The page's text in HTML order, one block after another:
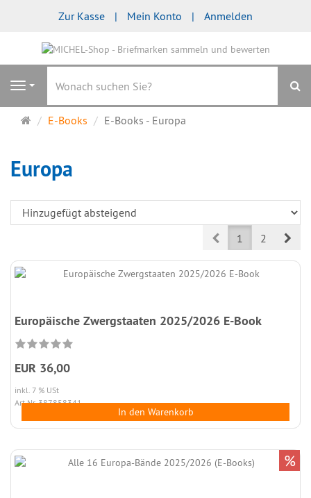
Zur Kasse Mein Konto Anmelden
Navigation
Startseite
E-Books E-Books - Europa
Europa
Prev1 2
Europäische Zwergstaaten 2025/2026 E-Book
EUR 36,00
inkl. 7 % USt
Art.Nr. 387858341
In den Warenkorb
%